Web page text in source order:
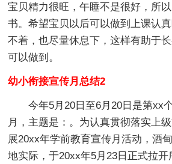
宝贝精力很旺，午睡不是很好，所
书。希望宝贝以后可以做到上课认
不着，也尽量休息下，这样有助于
可以做到。
幼小衔接宣传月总结2
今年5月20日至6月20日是第xx
月，主题是：。为认真贯彻落实上
展20xx年学前教育宣传月活动，酒
地实际，于20xx年5月23日正式拉